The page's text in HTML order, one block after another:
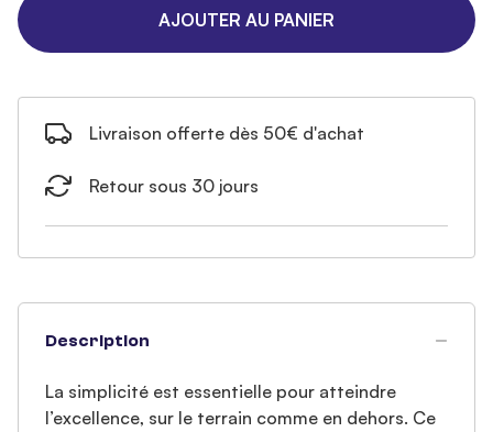
AJOUTER AU PANIER
Livraison offerte dès 50€ d'achat
Retour sous 30 jours
Description
La simplicité est essentielle pour atteindre
l’excellence, sur le terrain comme en dehors. Ce